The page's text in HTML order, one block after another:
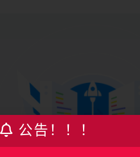
公告！！！